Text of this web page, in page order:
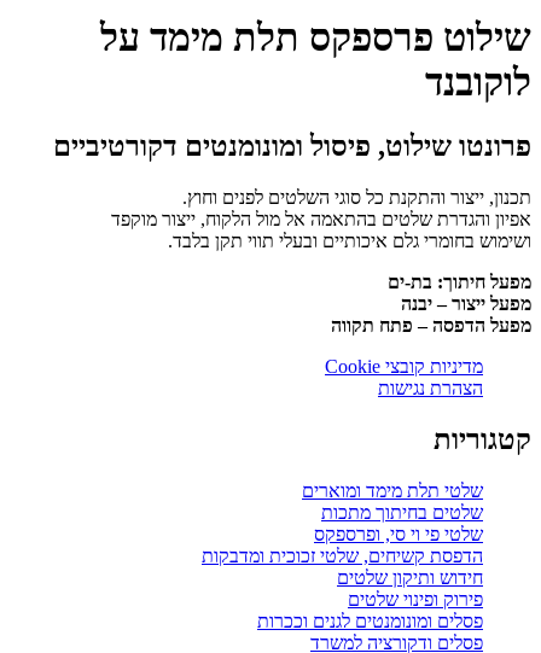
שילוט פרספקס תלת מימד על
לוקובנד
פרונטו שילוט, פיסול ומונומנטים דקורטיביים
תכנון, ייצור והתקנת כל סוגי השלטים לפנים וחוץ.
אפיון והגדרת שלטים בהתאמה אל מול הלקוח, ייצור מוקפד
ושימוש בחומרי גלם איכותיים ובעלי תווי תקן בלבד.
מפעל חיתוך: בת-ים
מפעל ייצור – יבנה
מפעל הדפסה – פתח תקווה
מדיניות קובצי Cookie
הצהרת נגישות
קטגוריות
שלטי תלת מימד ומוארים
שלטים בחיתוך מתכות
שלטי פי וי סי, ופרספקס
הדפסת קשיחים, שלטי זכוכית ומדבקות
חידוש ותיקון שלטים
פירוק ופינוי שלטים
פסלים ומונומנטים לגנים וככרות
פסלים ודקורציה למשרד